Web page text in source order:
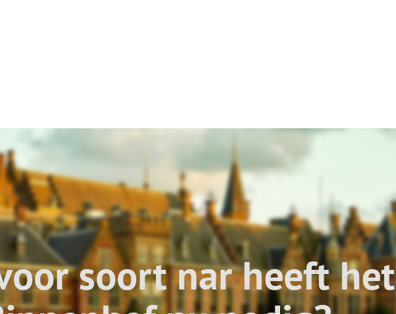
soort nar heeft het